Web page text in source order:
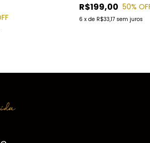
R$199,00 50%
6 x de R$33,17 sem juros